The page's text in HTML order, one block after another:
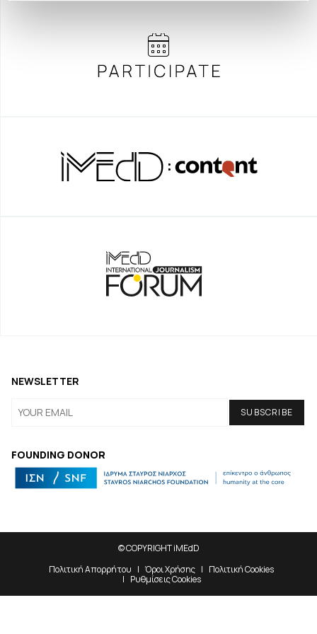
FOUNDING DONOR
NEWSLETTER
© COPYRIGHT iMEdD
Πολιτική Απορρήτου
Όροι Χρήσης
Πολιτική Cookies
Ρυθμίσεις Cookies